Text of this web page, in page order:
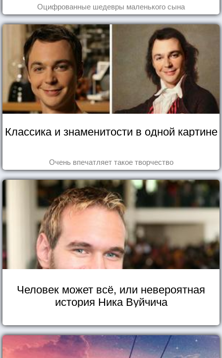
Оцифрованные шедевры маленького сына
Классика и знаменитости в одной картине
Очень впечатляет такое творчество
Человек может всё, или невероятная
история Ника Вуйчича